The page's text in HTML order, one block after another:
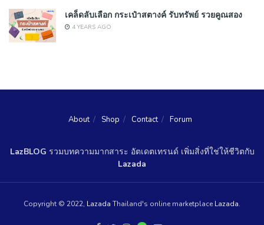
เคล็ดลับเลือก กระเป๋าสตางค์ รับทรัพย์ รวยคูณสอง
4 YEARS AGO
About Shop Contact Forum
LazBLOG รวมบทความมากสาระ อัตเดตเทรนด์ เพิ่มสิ่งที่ใช่ให้ชีวิตกับ
Lazada
Copyright © 2022, Lazada Thailand's online marketplace Lazada.